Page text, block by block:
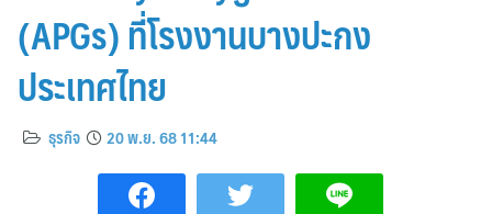
(APGs) ที่โรงงานบางปะกง
ประเทศไทย
ธุรกิจ 20 พ.ย. 68 11:44